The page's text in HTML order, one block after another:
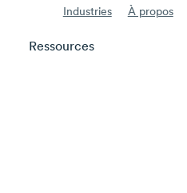
Industries À propos
Ressources